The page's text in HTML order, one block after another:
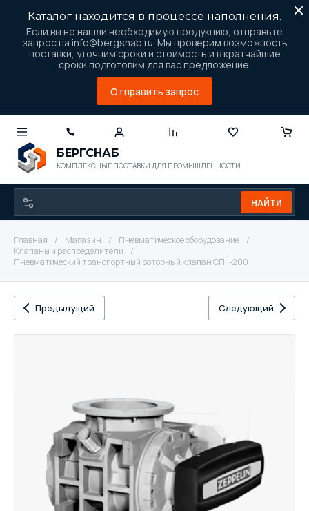
Каталог находится в процессе наполнения.
Если вы не нашли необходимую продукцию, отправьте
запрос на info@bergsnab.ru. Мы проверим возможность
поставки, уточним сроки и стоимость и в кратчайшие
сроки подготовим для вас предложение.
Отправить запрос
БЕРГСНАБ
КОМПЛЕКСНЫЕ ПОСТАВКИ ДЛЯ ПРОМЫШЛЕННОСТИ
НАЙТИ
Главная / Магазин / Пневматическое оборудование
/
Клапаны и распределители
/
Пневматический транспортный роторный клапан CFH-200
Предыдущий Следующий